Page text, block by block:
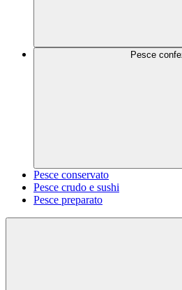
Pesce
Pesce conservato
Pesce crudo e sushi
Pesce preparato